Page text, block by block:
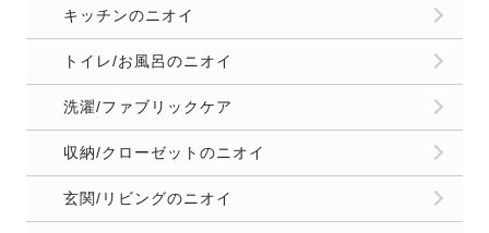
キッチンのニオイ
トイレ/お風呂のニオイ
洗濯/ファブリックケア
収納/クローゼットのニオイ
玄関/リビングのニオイ